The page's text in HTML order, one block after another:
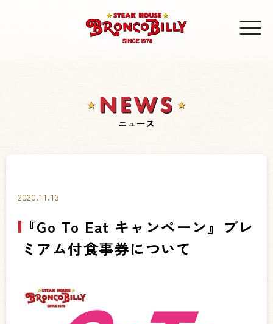
ニュース
2020.11.13
『Go To Eat キャンペーン』プレ
ミアム付食事券について